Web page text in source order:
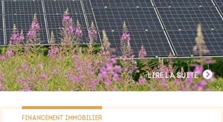
LIRE LA SUITE
FINANCEMENT IMMOBILIER